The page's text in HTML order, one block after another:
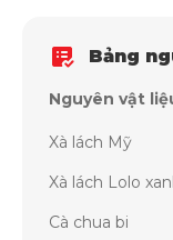
Bảng
Nguyên vật
Xà lách Mỹ
Xà lách Lolo
Cà chua bi